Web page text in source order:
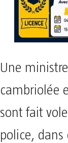
Une
cambriolée
sont fait
police, dans